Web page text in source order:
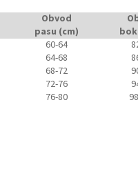
Obvod
pasu (cm)
60-64
64-68
68-72
72-76
76-80